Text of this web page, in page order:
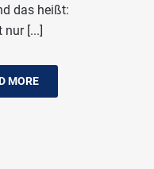
das heißt:
[...]
MORE